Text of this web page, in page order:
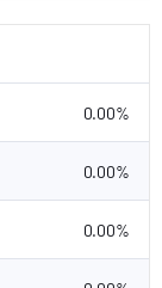
0.00%
0.00%
0.00%